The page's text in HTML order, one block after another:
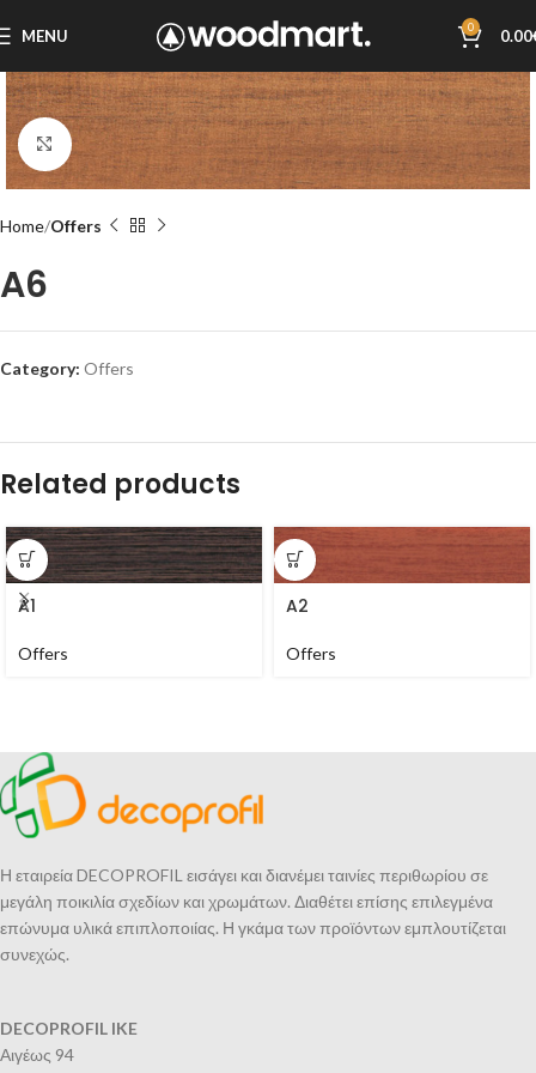
MENU 0 0.00
Click to enlarge
Home Offers
A6
Category: Offers
Related products
A1
Offers
A2
Offers
Η εταιρεία DECOPROFIL εισάγει και διανέμει ταινίες περιθωρίου σε
μεγάλη ποικιλία σχεδίων και χρωμάτων. Διαθέτει επίσης επιλεγμένα
επώνυμα υλικά επιπλοποιίας. Η γκάμα των προϊόντων εμπλουτίζεται
συνεχώς.
DECOPROFIL IKE
Αιγέως 94